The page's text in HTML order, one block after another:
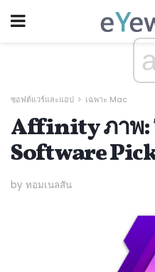
ซอฟต์แวร์และแอป เฉพาะ Mac
Affinity ภาพ:
Software
by ทอมเนลสัน